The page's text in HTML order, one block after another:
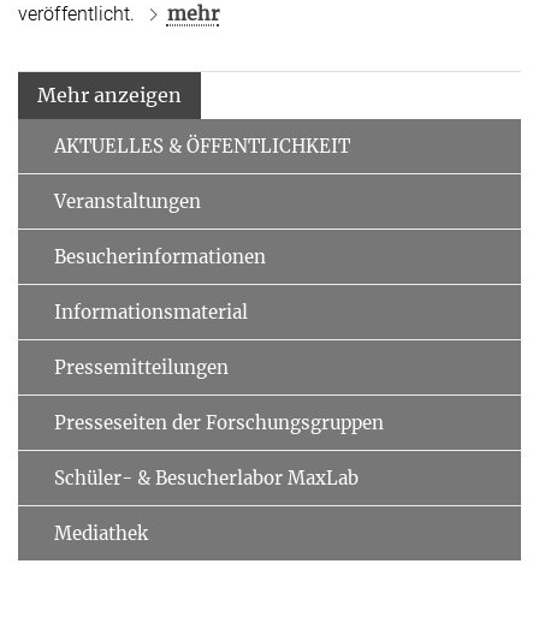
veröffentlicht.
mehr
Mehr anzeigen
AKTUELLES & ÖFFENTLICHKEIT
Veranstaltungen
Besucherinformationen
Informationsmaterial
Pressemitteilungen
Presseseiten der Forschungsgruppen
Schüler- & Besucherlabor MaxLab
Mediathek